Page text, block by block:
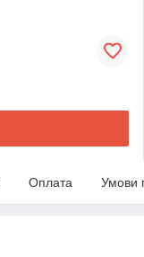
Оплата Умови